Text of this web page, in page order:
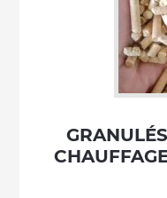
GRANULÉS DE BOIS POUR